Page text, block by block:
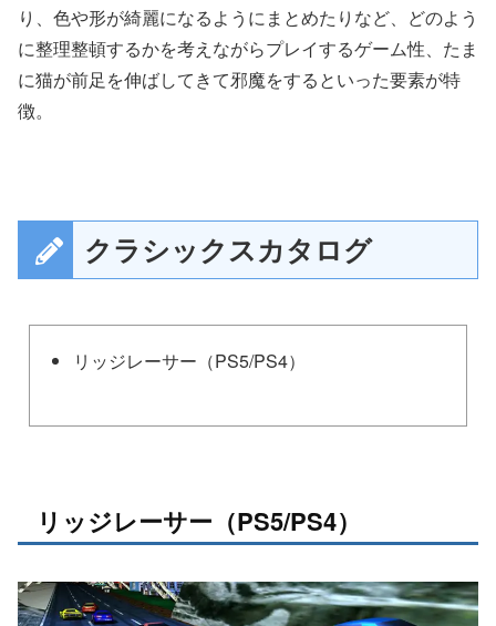
り、色や形が綺麗になるようにまとめたりなど、どのよう
に整理整頓するかを考えながらプレイするゲーム性、たま
に猫が前足を伸ばしてきて邪魔をするといった要素が特
徴。
クラシックスカタログ
リッジレーサー（PS5/PS4）
リッジレーサー（PS5/PS4）